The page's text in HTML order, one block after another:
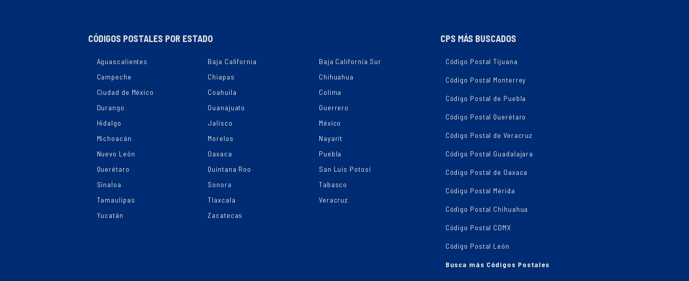
CÓDIGOS POSTALES POR ESTADO
Aguascalientes Baja California
Baja California Sur
Campeche
Chiapas
Chihuahua
Ciudad de México
Coahuila
Colima
Durango
Guanajuato
Guerrero
Hidalgo
Jalisco
México
Michoacán
Morelos
Nayarit
Nuevo León
Oaxaca
Puebla
Querétaro
Quintana Roo
San Luis Potosí
Sinaloa
Sonora
Tabasco
Tamaulipas
Tlaxcala
Veracruz
Yucatán
Zacatecas
CPS MÁS BUSCADOS
Código Postal Tijuana
Código Postal Monterrey
Código Postal de Puebla
Código Postal Querétaro
Código Postal de Veracruz
Código Postal Guadalajara
Código Postal de Oaxaca
Código Postal Mérida
Código Postal Chihuahua
Código Postal CDMX
Código Postal León
Busca más Códigos Postales